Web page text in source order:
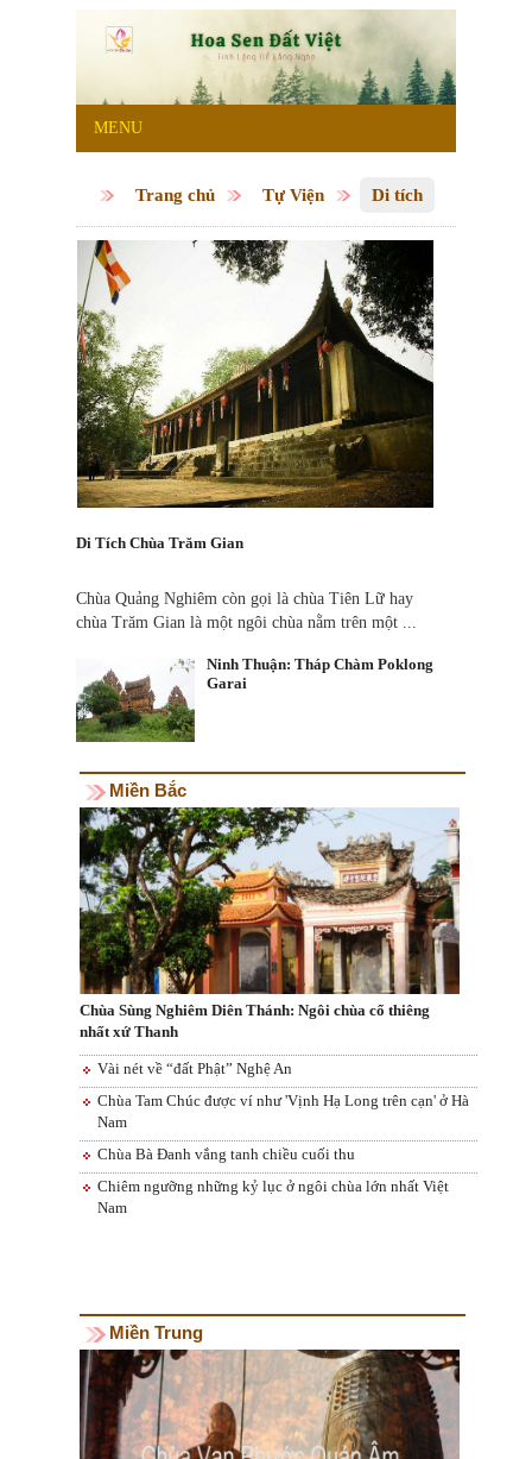
MENU
Trang chủ Tự Viện Di tích
Di Tích Chùa Trăm Gian
Chùa Quảng Nghiêm còn gọi là chùa Tiên Lữ hay
chùa Trăm Gian là một ngôi chùa nằm trên một ...
Ninh Thuận: Tháp Chàm Poklong
Garai
Miền Bắc
Chùa Sùng Nghiêm Diên Thánh: Ngôi chùa cổ thiêng
nhất xứ Thanh
Vài nét về “đất Phật” Nghệ An
Chùa Tam Chúc được ví như 'Vịnh Hạ Long trên cạn' ở Hà
Nam
Chùa Bà Đanh vắng tanh chiều cuối thu
Chiêm ngưỡng những kỷ lục ở ngôi chùa lớn nhất Việt
Nam
Miền Trung